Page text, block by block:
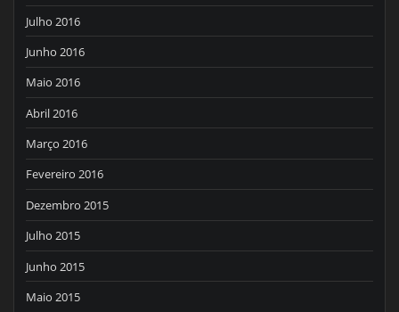
Julho 2016
Junho 2016
Maio 2016
Abril 2016
Março 2016
Fevereiro 2016
Dezembro 2015
Julho 2015
Junho 2015
Maio 2015